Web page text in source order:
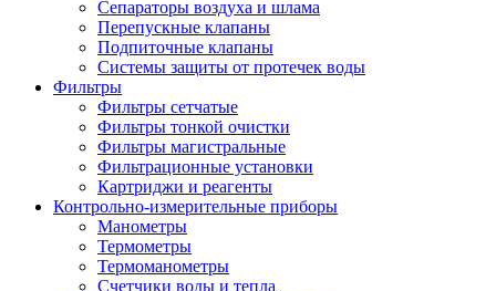
Сепараторы воздуха и шлама
Перепускные клапаны
Подпиточные клапаны
Системы защиты от протечек воды
Фильтры
Фильтры сетчатые
Фильтры тонкой очистки
Фильтры магистральные
Фильтрационные установки
Картриджи и реагенты
Контрольно-измерительные приборы
Манометры
Термометры
Термоманометры
Счетчики воды и тепла